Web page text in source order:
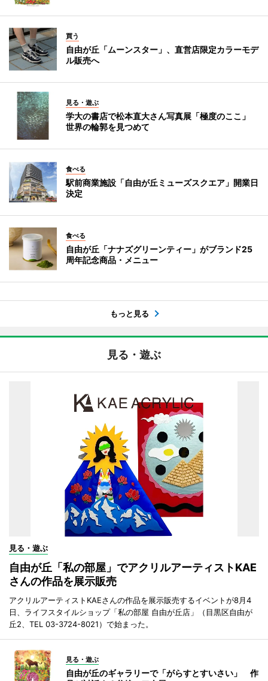
買う
自由が丘「ムーンスター」、直営店限定カラーモデ
ル販売へ
見る・遊ぶ
学大の書店で松本直大さん写真展「極度のここ」
世界の輪郭を見つめて
食べる
駅前商業施設「自由が丘ミューズスクエア」開業日
決定
食べる
自由が丘「ナナズグリーンティー」がブランド25
周年記念商品・メニュー
もっと見る
見る・遊ぶ
見る・遊ぶ
自由が丘「私の部屋」でアクリルアーティストKAE
さんの作品を展示販売
アクリルアーティストKAEさんの作品を展示販売するイベントが8月4
日、ライフスタイルショップ「私の部屋 自由が丘店」（目黒区自由が
丘2、TEL 03-3724-8021）で始まった。
見る・遊ぶ
自由が丘のギャラリーで「がらすとすいさい」 作